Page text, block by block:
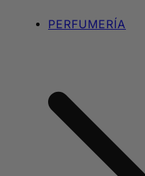
PERFUMERÍA